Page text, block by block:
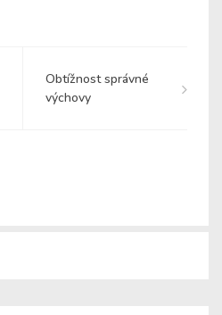
Obtížnost správné
výchovy